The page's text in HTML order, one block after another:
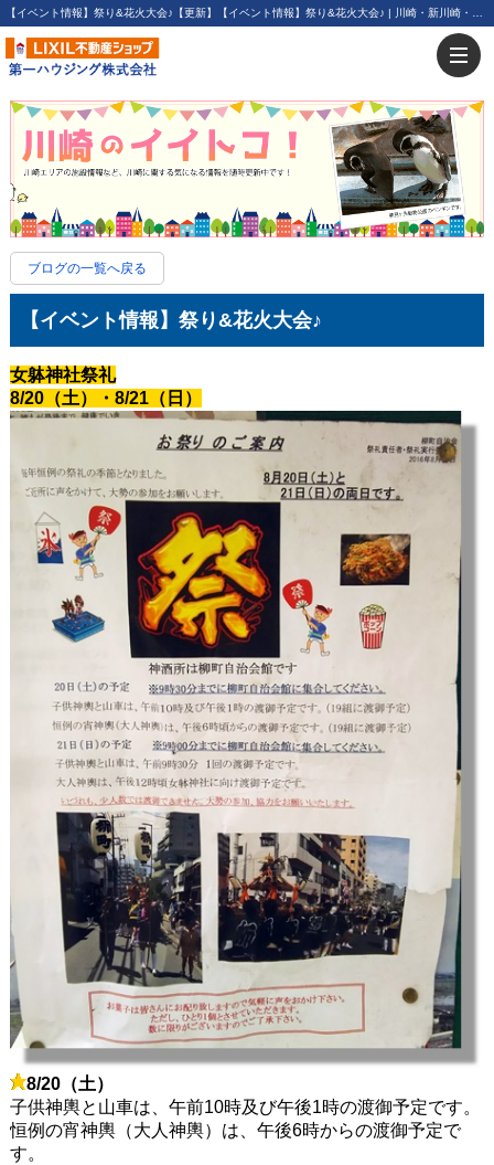
ブログの一覧へ戻る
【イベント情報】祭り&花火大会♪
女躰神社祭礼
8/20（土）・8/21（日）
8/20（土）
子供神輿と山車は、午前10時及び午後1時の渡御予定です。
恒例の宵神輿（大人神輿）は、午後6時からの渡御予定で
す。